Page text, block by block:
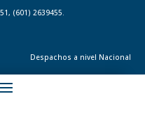
, (601) 2639455.
Despachos a nivel Nacional